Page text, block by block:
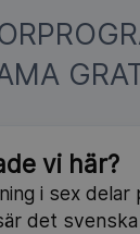
vi här?
i sex delar
det